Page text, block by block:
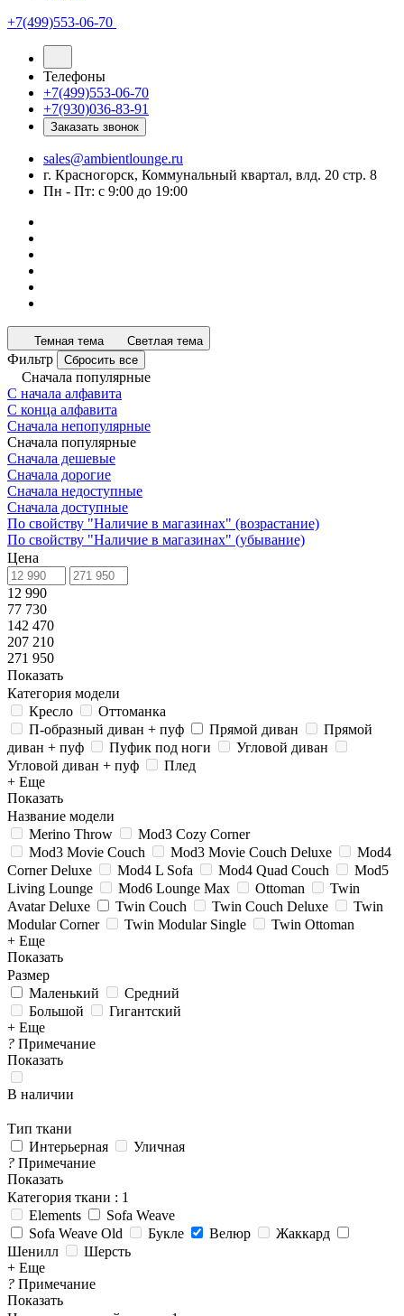
+7(499)553-06-70
Телефоны
+7(499)553-06-70
+7(930)036-83-91
Заказать звонок
sales@ambientlounge.ru
г. Красногорск, Коммунальный квартал, влд. 20 стр. 8
Пн - Пт: с 9:00 до 19:00
Темная тема Светлая тема
Фильтр Сбросить все
Сначала популярные
С начала алфавита
С конца алфавита
Сначала непопулярные
Сначала популярные
Сначала дешевые
Сначала дорогие
Сначала недоступные
Сначала доступные
По свойству "Наличие в магазинах" (возрастание)
По свойству "Наличие в магазинах" (убывание)
Цена
12 990
77 730
142 470
207 210
271 950
Показать
Категория модели
Кресло
Оттоманка
П-образный диван + пуф
Прямой диван
Прямой
диван + пуф
Пуфик под ноги
Угловой диван
Угловой диван + пуф
Плед
+ Еще
Показать
Название модели
Merino Throw
Mod3 Cozy Corner
Mod3 Movie Couch
Mod3 Movie Couch Deluxe
Mod4
Corner Deluxe
Mod4 L Sofa Mod4 Quad Couch
Mod5
Living Lounge
Mod6 Lounge Max Ottoman
Twin
Avatar Deluxe
Twin Couch Twin Couch Deluxe
Twin
Modular Corner
Twin Modular Single
Twin Ottoman
+ Еще
Показать
Размер
Маленький
Средний
Большой
Гигантский
+ Еще
? Примечание
Показать
В наличии
Тип ткани
Интерьерная
Уличная
? Примечание
Показать
Категория ткани : 1
Elements
Sofa Weave
Sofa Weave Old
Букле Велюр
Жаккард
Шенилл
Шерсть
+ Еще
? Примечание
Показать